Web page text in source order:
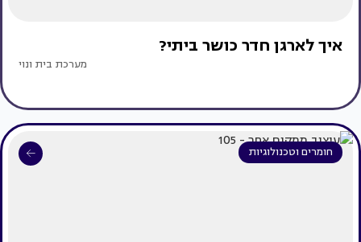
איך לארגן חדר כושר ביתי?
מערכת בית ונוי
חומרים וטכנולוגיות